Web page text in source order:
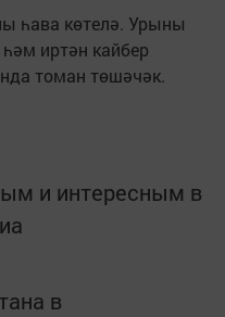
һава көтелә. Урыны
иртән кайбер
томан төшәчәк.
и интересным в
в